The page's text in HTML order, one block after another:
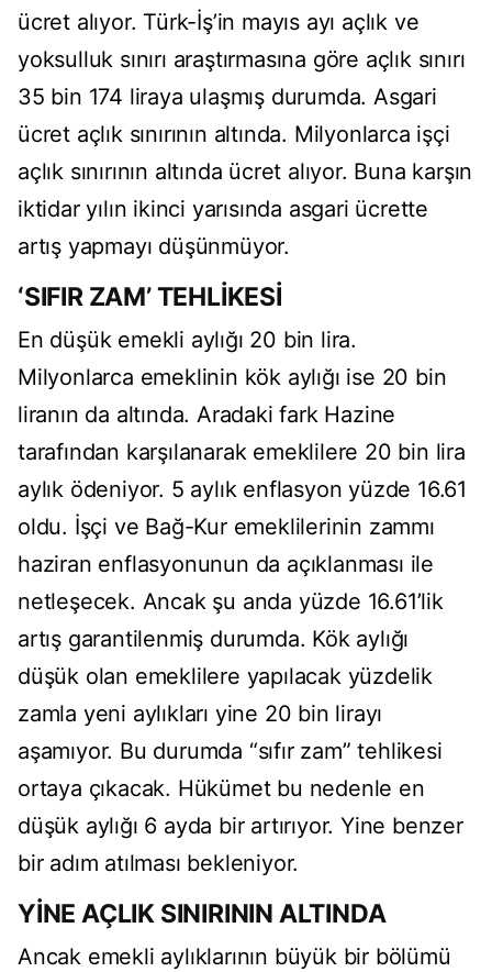
ücret alıyor. Türk-İş’in mayıs ayı açlık ve
yoksulluk sınırı araştırmasına göre açlık sınırı
35 bin 174 liraya ulaşmış durumda. Asgari
ücret açlık sınırının altında. Milyonlarca işçi
açlık sınırının altında ücret alıyor. Buna karşın
iktidar yılın ikinci yarısında asgari ücrette
artış yapmayı düşünmüyor.
‘SIFIR ZAM’ TEHLİKESİ
En düşük emekli aylığı 20 bin lira.
Milyonlarca emeklinin kök aylığı ise 20 bin
liranın da altında. Aradaki fark Hazine
tarafından karşılanarak emeklilere 20 bin lira
aylık ödeniyor. 5 aylık enflasyon yüzde 16.61
oldu. İşçi ve Bağ-Kur emeklilerinin zammı
haziran enflasyonunun da açıklanması ile
netleşecek. Ancak şu anda yüzde 16.61’lik
artış garantilenmiş durumda. Kök aylığı
düşük olan emeklilere yapılacak yüzdelik
zamla yeni aylıkları yine 20 bin lirayı
aşamıyor. Bu durumda “sıfır zam” tehlikesi
ortaya çıkacak. Hükümet bu nedenle en
düşük aylığı 6 ayda bir artırıyor. Yine benzer
bir adım atılması bekleniyor.
YİNE AÇLIK SINIRININ ALTINDA
Ancak emekli aylıklarının büyük bir bölümü